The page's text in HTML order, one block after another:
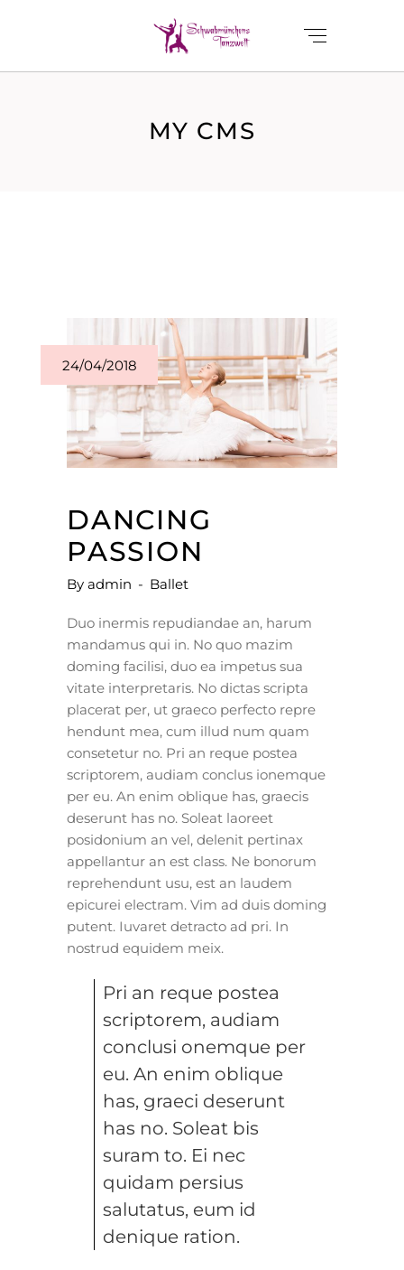
MY CMS
24/04/2018
DANCING
PASSION
By admin Ballet
Duo inermis repudiandae an, harum
mandamus qui in. No quo mazim
doming facilisi, duo ea impetus sua
vitate interpretaris. No dictas scripta
placerat per, ut graeco perfecto repre
hendunt mea, cum illud num quam
consetetur no. Pri an reque postea
scriptorem, audiam conclus ionemque
per eu. An enim oblique has, graecis
deserunt has no. Soleat laoreet
posidonium an vel, delenit pertinax
appellantur an est class. Ne bonorum
reprehendunt usu, est an laudem
epicurei electram. Vim ad duis doming
putent. Iuvaret detracto ad pri. In
nostrud equidem meix.
Pri an reque postea
scriptorem, audiam
conclusi onemque per
eu. An enim oblique
has, graeci deserunt
has no. Soleat bis
suram to. Ei nec
quidam persius
salutatus, eum id
denique ration.